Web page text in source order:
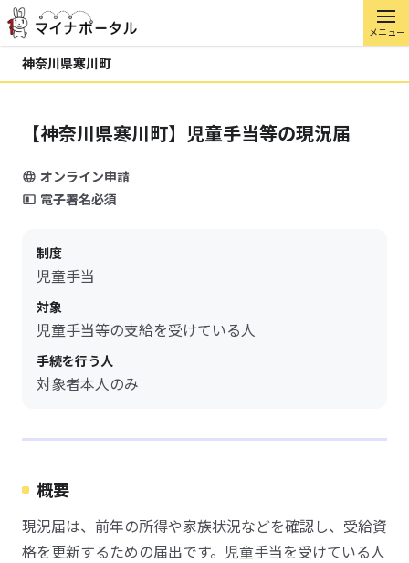
メニュー
神奈川県寒川町
【神奈川県寒川町】児童手当等の現況届
オンライン申請
電子署名必須
制度
児童手当
対象
児童手当等の支給を受けている人
手続を行う人
対象者本人のみ
概要
現況届は、前年の所得や家族状況などを確認し、受給資
格を更新するための届出です。児童手当を受けている人